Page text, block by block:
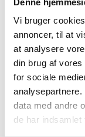
Vi bruger
annoncer, til at
at analysere
din brug af
for sociale
data med andre
de har indsamlet
YDERLIGERE
STØRRELSE
ANMELDELSER